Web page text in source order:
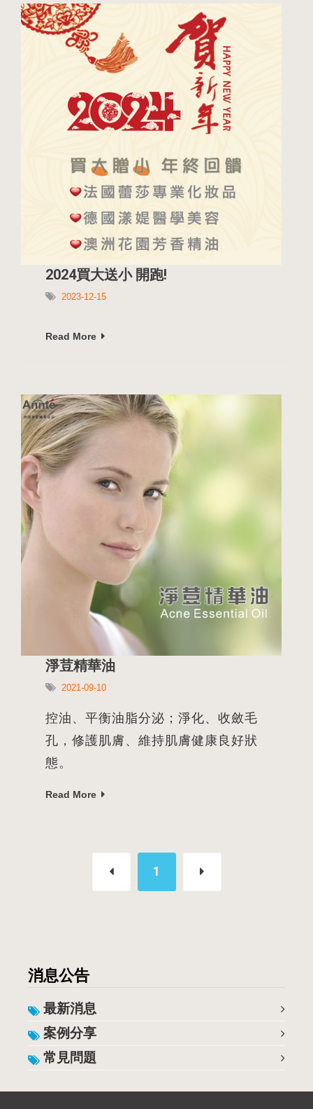
2024買大送小 開跑!
2023-12-15
Read More
淨荳精華油
2021-09-10
控油、平衡油脂分泌；淨化、收斂毛
孔，修護肌膚、維持肌膚健康良好狀
態。
Read More
1
消息公告
最新消息
案例分享
常見問題